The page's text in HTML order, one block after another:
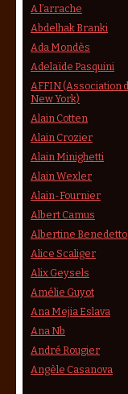
A l’arrache
Abdelhak Branki
Ada Mondès
Adelaïde Pasquini
AFFIN (Association
New York)
Alain Cotten
Alain Crozier
Alain Minighetti
Alain Wexler
Alain-Fournier
Albert Camus
Albertine Benedetto
Alice Scaliger
Alix Geysels
Amélie Guyot
Ana Mejia Eslava
Ana Nb
André Rougier
Angèle Casanova